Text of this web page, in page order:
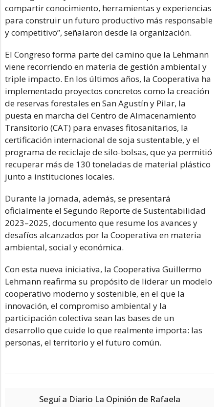
compartir conocimiento, herramientas y experiencias
para construir un futuro productivo más responsable
y competitivo”, señalaron desde la organización.
El Congreso forma parte del camino que la Lehmann
viene recorriendo en materia de gestión ambiental y
triple impacto. En los últimos años, la Cooperativa ha
implementado proyectos concretos como la creación
de reservas forestales en San Agustín y Pilar, la
puesta en marcha del Centro de Almacenamiento
Transitorio (CAT) para envases fitosanitarios, la
certificación internacional de soja sustentable, y el
programa de reciclaje de silo-bolsas, que ya permitió
recuperar más de 130 toneladas de material plástico
junto a instituciones locales.
Durante la jornada, además, se presentará
oficialmente el Segundo Reporte de Sustentabilidad
2023–2025, documento que resume los avances y
desafíos alcanzados por la Cooperativa en materia
ambiental, social y económica.
Con esta nueva iniciativa, la Cooperativa Guillermo
Lehmann reafirma su propósito de liderar un modelo
cooperativo moderno y sostenible, en el que la
innovación, el compromiso ambiental y la
participación colectiva sean las bases de un
desarrollo que cuide lo que realmente importa: las
personas, el territorio y el futuro común.
Seguí a Diario La Opinión de Rafaela